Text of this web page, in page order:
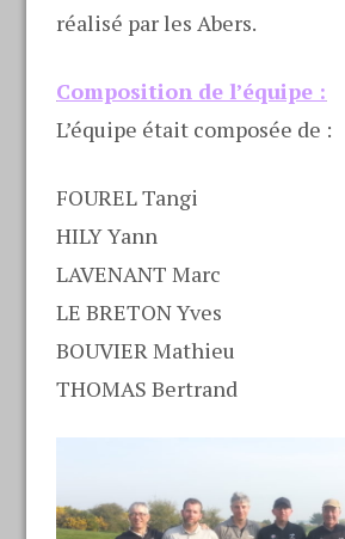
réalisé par les Abers.
Composition de l’équipe :
L’équipe était composée de :
FOUREL Tangi
HILY Yann
LAVENANT Marc
LE BRETON Yves
BOUVIER Mathieu
THOMAS Bertrand